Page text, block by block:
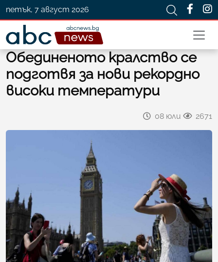
петък, 7 август 2026
Обединеното кралство се
подготвя за нови рекордно
високи температури
08 юли 2671